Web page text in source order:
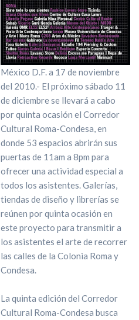
México D.F. a 17 de noviembre
del 2010.- El próximo sábado 11
de diciembre se llevará a cabo
por quinta ocasión el Corredor
Cultural Roma-Condesa, en
donde 53 espacios abrirán sus
puertas de 11am a 8pm para
ofrecer una actividad especial a
todos los asistentes. Galerías,
tiendas de diseño y librerías se
reúnen por quinta ocasión en
este proyecto para transmitir a
los asistentes el arte de recorrer
las calles de la Colonia Roma y
Condesa.
La quinta edición del Corredor
Cultural Roma-Condesa busca